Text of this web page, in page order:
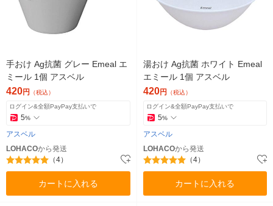
手おけ Ag抗菌 グレー Emeal エ
ミール 1個 アスベル
420円 （税込）
ログイン&全額PayPay支払いで
5%
アスベル
LOHACOから発送
（4）
カートに入れる
湯おけ Ag抗菌 ホワイト Emeal
エミール 1個 アスベル
420円 （税込）
ログイン&全額PayPay支払いで
5%
アスベル
LOHACOから発送
（4）
カートに入れる